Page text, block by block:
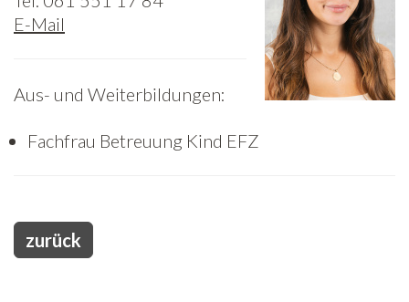
Kontakt
News
Newsletter
E-Mail
Aus- und Weiterbildungen:
Fachfrau Betreuung Kind EFZ
zurück